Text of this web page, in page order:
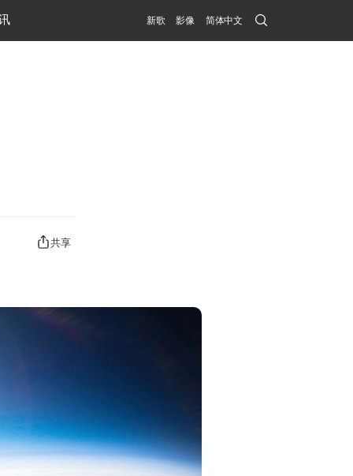
新歌 影像 简体中文 Search
Submit
共享